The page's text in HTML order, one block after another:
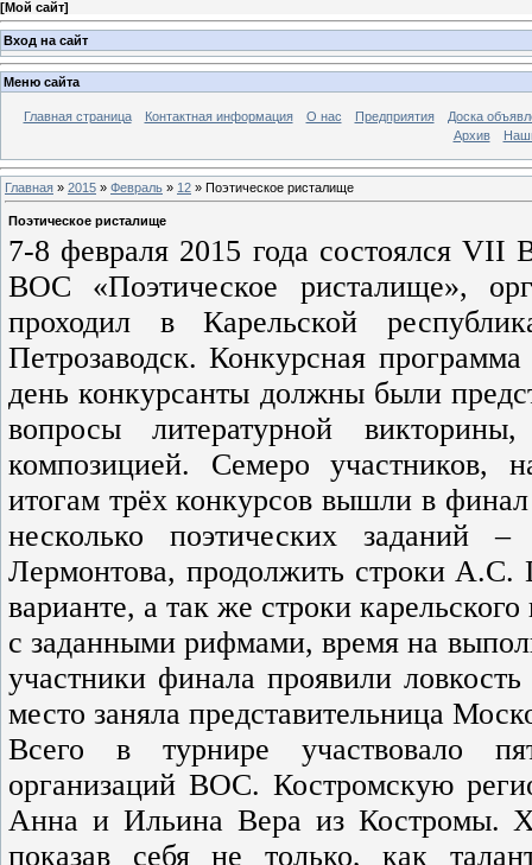
[Мой сайт]
Вход на сайт
Меню сайта
Главная страница Контактная информация О нас Предприятия
Доска
Архив
Главная » 2015 » Февраль » 12 » Поэтическое ристалище
Поэтическое ристалище
7-8 февраля 2015 года состоялся VII
ВОС «Поэтическое ристалище»,
проходил в Карельской
Петрозаводск. Конкурсная
день конкурсанты должны были
вопросы литературной
композицией. Семеро участников,
итогам трёх конкурсов вышли в
несколько поэтических
Лермонтова, продолжить строки
варианте, а так же строки
с заданными рифмами, время на
участники финала проявили
место заняла представительница
Всего в турнире участвовало
организаций ВОС. Костромскую
Анна и Ильина Вера из Костромы.
показав себя не только, как